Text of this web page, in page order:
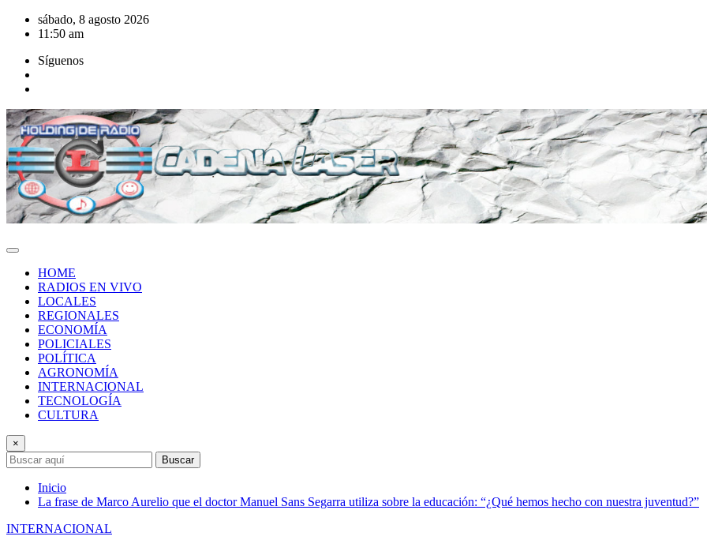
Saltar
sábado, 8 agosto 2026
11:50 am
Síguenos
HOME
RADIOS EN VIVO
LOCALES
REGIONALES
ECONOMÍA
POLICIALES
POLÍTICA
AGRONOMÍA
INTERNACIONAL
TECNOLOGÍA
CULTURA
×
Buscar
Inicio
La frase de Marco Aurelio que el doctor Manuel Sans Segarra utiliza sobre la educación: “¿Qué hemos hecho con nuestra juventud?”
INTERNACIONAL